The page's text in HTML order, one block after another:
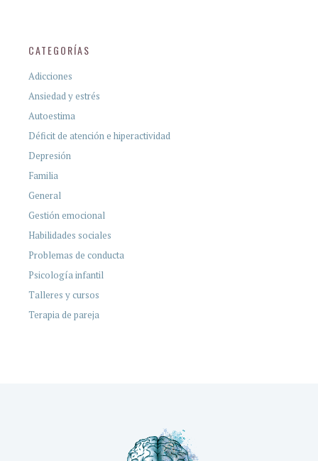
CATEGORÍAS
Adicciones
Ansiedad y estrés
Autoestima
Déficit de atención e hiperactividad
Depresión
Familia
General
Gestión emocional
Habilidades sociales
Problemas de conducta
Psicología infantil
Talleres y cursos
Terapia de pareja